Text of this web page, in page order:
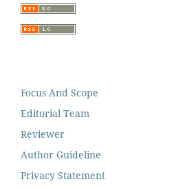
Focus And Scope
Editorial Team
Reviewer
Author Guideline
Privacy Statement